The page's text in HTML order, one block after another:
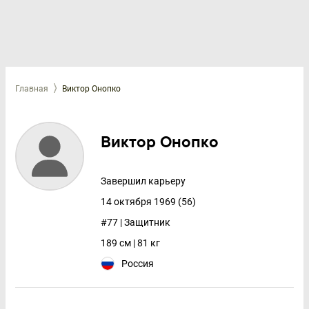
Главная Виктор Онопко
Виктор Онопко
Завершил карьеру
14 октября 1969 (56)
#77 | Защитник
189 см | 81 кг
Россия